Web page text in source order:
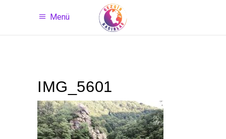
Menü
IMG_5601